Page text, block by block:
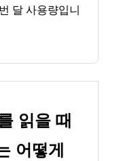
달 사용량입니
읽을 때
어떻게